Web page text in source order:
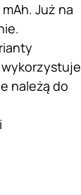
Już na
należą do